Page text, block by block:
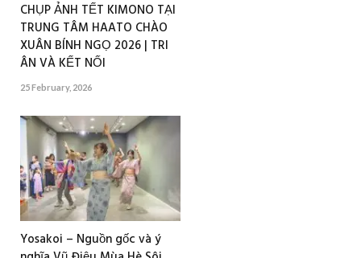
CHỤP ẢNH TẾT KIMONO TẠI
TRUNG TÂM HAATO CHÀO
XUÂN BÍNH NGỌ 2026 | TRI
ÂN VÀ KẾT NỐI
25 February, 2026
Yosakoi – Nguồn gốc và ý